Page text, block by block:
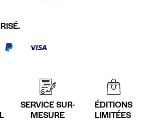
SERVICE SUR-
MESURE
ÉDITIONS
LIMITÉES